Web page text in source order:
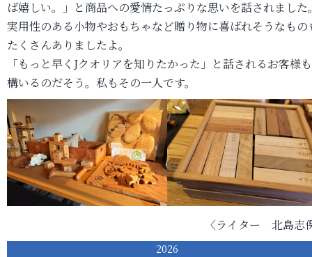
ば嬉しい。」と商品への愛情たっぷりな思いを話されました
実用性のある小物やおもちゃなど贈り物に喜ばれそうなもの
たくさんありましたよ。
「もっと早くJクオリアを知りたかった」と話されるお客様
構いるのだそう。私もその一人です。
〈ライター 北島志
2026